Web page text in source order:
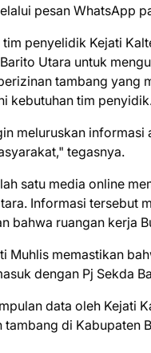
pesan WhatsApp
tim penyelidik Kejati
Utara untuk
tambang yang
kebutuhan tim
meluruskan
tegasnya.
satu media online
Informasi tersebut
bahwa ruangan kerja
Muhlis memastikan
dengan Pj Sekda
data oleh Kejati
di Kabupaten